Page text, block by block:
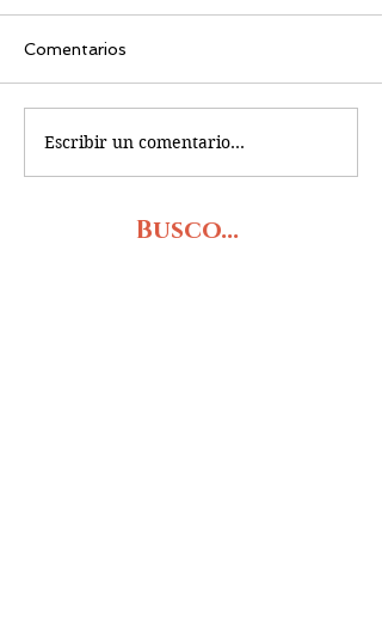
Comentarios
Escribir un comentario...
Busco...